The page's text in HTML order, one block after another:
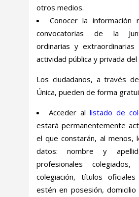
otros medios.
Conocer la información
convocatorias de la
ordinarias y
actividad pública y privada del
Los ciudadanos, a través
Única, pueden de forma
Acceder al listado de
estará permanentemente
el que constarán, al menos,
datos: nombre y
profesionales
colegiación, títulos
estén en posesión,